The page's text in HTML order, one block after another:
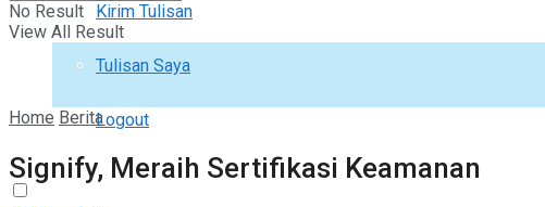
Kirim Tulisan
Tulisan Saya
Logout
No Result
View All Result
Home Berita
Signify, Meraih Sertifikasi Keamanan